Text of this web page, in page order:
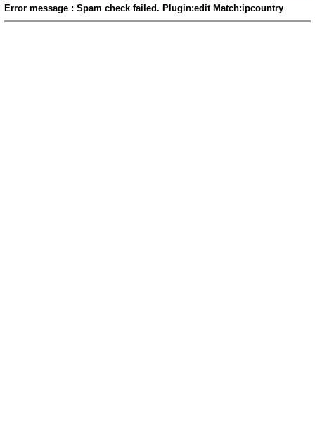
Error message : Spam check failed. Plugin:edit Match:ipcountry